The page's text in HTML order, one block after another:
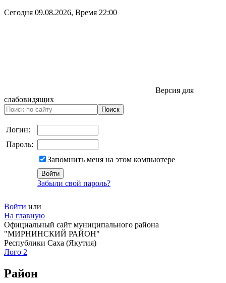
Сегодня 09.08.2026, Время 22:00
Версия для
слабовидящих
Логин:
Пароль:
Запомнить меня на этом компьютере
Забыли свой пароль?
Войти или
На главную
Официальный сайт муниципального района
"МИРНИНСКИЙ РАЙОН"
Республики Саха (Якутия)
Лого 2
Район